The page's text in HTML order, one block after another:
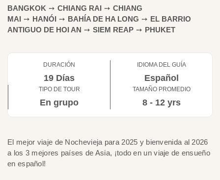
BANGKOK ➙ CHIANG RAI ➙ CHIANG
MAI ➙ HANÓI ➙ BAHÍA DE HA LONG ➙ EL BARRIO
ANTIGUO DE HOI AN ➙ SIEM REAP ➙ PHUKET
DURACIÓN
19 Días
IDIOMA DEL GUÍA
Español
TIPO DE TOUR
En grupo
TAMAÑO PROMEDIO
8 - 12 yrs
El mejor viaje de Nochevieja para 2025 y bienvenida al 2026
a los 3 mejores países de Asia, ¡todo en un viaje de ensueño
en español!